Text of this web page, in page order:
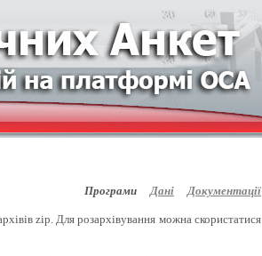
ПрограмиДані Документації
zip. Для розархівування можна скористатися